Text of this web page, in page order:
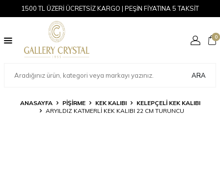
1500 TL ÜZERİ ÜCRETSİZ KARGO | PEŞİN FİYATINA 5 TAKSİT
ARA
0
ANASAYFA PİŞİRME KEK KALIBI
KELEPÇELI KEK KALIBI
ARYILDIZ KATMERLI KEK KALIBI 22 CM TURUNCU